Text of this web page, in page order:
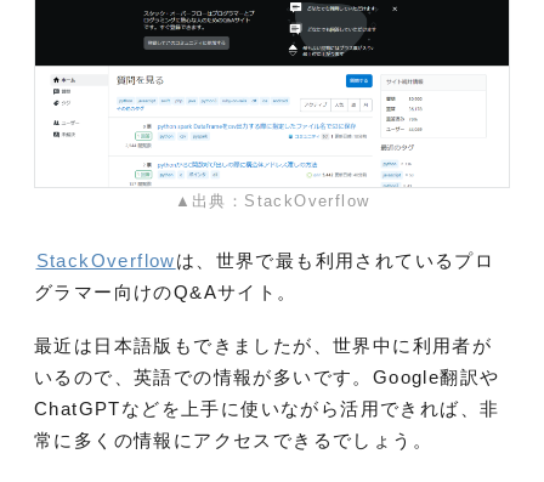
▲出典：StackOverflow
StackOverflowは、世界で最も利用されているプロ
グラマー向けのQ&Aサイト。
最近は日本語版もできましたが、世界中に利用者が
いるので、英語での情報が多いです。Google翻訳や
ChatGPTなどを上手に使いながら活用できれば、非
常に多くの情報にアクセスできるでしょう。